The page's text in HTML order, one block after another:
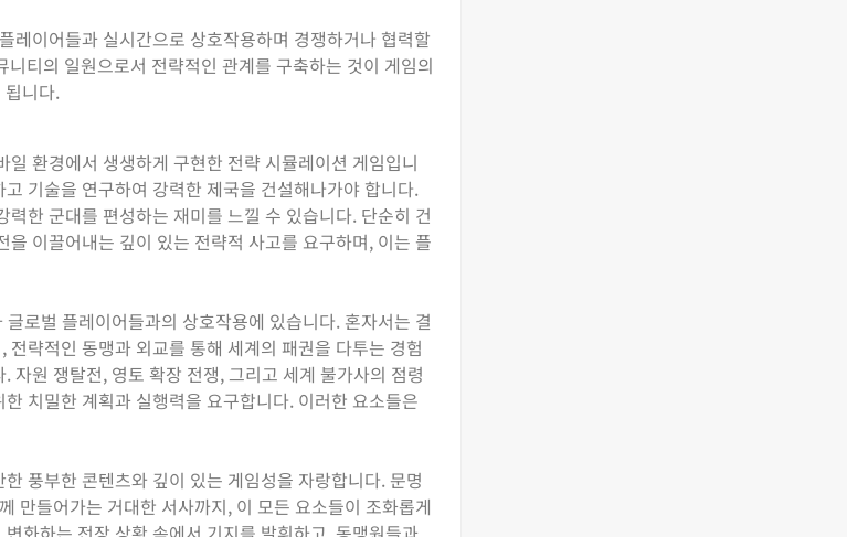
이어들과 실시간으로 상호작용하며 경쟁하거나 협력할
티의 일원으로서 전략적인 관계를 구축하는 것이 게임의
됩니다.
환경에서 생생하게 구현한 전략 시뮬레이션 게임입니
기술을 연구하여 강력한 제국을 건설해나가야 합니다.
한 군대를 편성하는 재미를 느낄 수 있습니다. 단순히 건
이끌어내는 깊이 있는 전략적 사고를 요구하며, 이는 플
로벌 플레이어들과의 상호작용에 있습니다. 혼자서는 결
략적인 동맹과 외교를 통해 세계의 패권을 다투는 경험
자원 쟁탈전, 영토 확장 전쟁, 그리고 세계 불가사의 점령
치밀한 계획과 실행력을 요구합니다. 이러한 요소들은
풍부한 콘텐츠와 깊이 있는 게임성을 자랑합니다. 문명
만들어가는 거대한 서사까지, 이 모든 요소들이 조화롭게